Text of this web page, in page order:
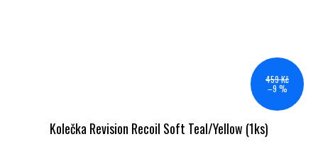
459 Kč
–9 %
Kolečka Revision Recoil Soft Teal/Yellow (1ks)